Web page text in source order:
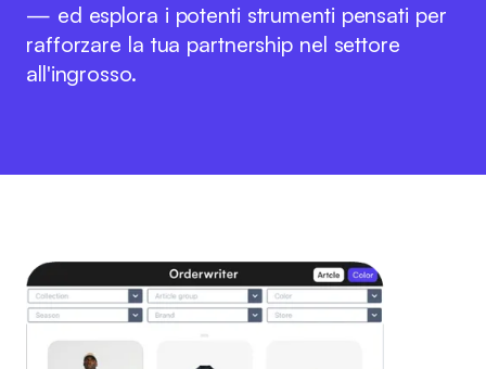
— ed esplora i potenti strumenti pensati per
rafforzare la tua partnership nel settore
all'ingrosso.